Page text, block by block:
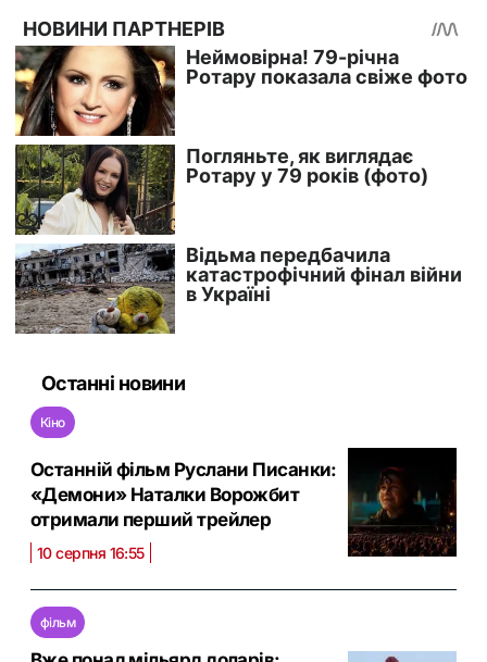
Останні новини
Кіно
Останній фільм Руслани Писанки:
«Демони» Наталки Ворожбит
отримали перший трейлер
10 серпня 16:55
фільм